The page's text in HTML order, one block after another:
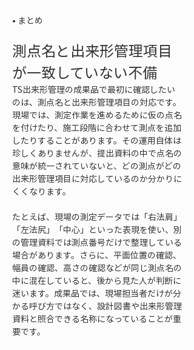
• まとめ
測点名と出来形管理項目
が一致していない不備
TS出来形管理の成果品で最初に確認したい
のは、測点名と出来形管理項目の対応です。
現場では、測定作業を進めるために仮の点名
を付けたり、施工段階に合わせて測点を追加
したりすることがあります。その運用自体は
珍しくありませんが、提出資料の中で点名の
意味が統一されていないと、どの測点がどの
出来形管理項目に対応しているのか分かりに
くくなります。
たとえば、現場の測定データでは「右法肩」
「左法尻」「中心」といった表現を使い、別
の管理資料では測点番号だけで整理している
場合があります。さらに、平面位置の確認、
幅員の確認、高さの確認などが同じ測点名の
中に混在していると、後から見た人が判断に
迷います。成果品では、現場担当者だけが分
かる呼び方ではなく、設計図書や出来形管理
資料と照合できる名称になっていることが重
要です。